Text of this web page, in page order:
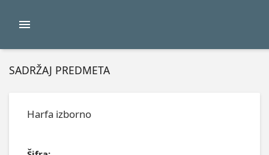
SADRŽAJ PREDMETA
Harfa izborno